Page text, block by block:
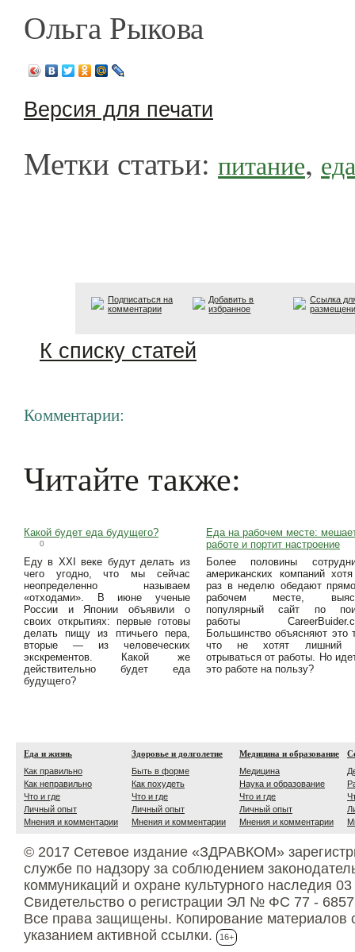
Ольга Рыкова
Версия для печати
Метки статьи: питание, еда
Подписаться на
комментарии
Добавить в
избранное
Ссылка
К списку статей
Комментарии:
Читайте также:
Какой будет еда будущего?
0
Еду в XXI веке будут делать из
чего угодно, что мы сейчас
неопределенно называем
«отходами». В июне ученые
России и Японии объявили о
своих открытиях: первые готовы
делать пищу из птичьего пера,
вторые — из человеческих
экскрементов. Какой же
действительно будет еда
будущего?
Еда на рабочем месте:
работе и портит настроение
Более половины
американских компаний
раз в неделю обедают
рабочем месте,
популярный сайт по
работы
Большинство объясняют это
что не хотят лишний
отрываться от работы. Но
это работе на пользу?
Еда и жизнь
Как правильно
Как неправильно
Что и где
Личный опыт
Мнения и комментарии
Здоровье и долголетие
Быть в форме
Как похудеть
Что и где
Личный опыт
Мнения и комментарии
Медицина и образование
Медицина
Наука и образование
Что и где
Личный опыт
Мнения и комментарии
© 2017 Сетевое издание «ЗДРАВКОМ»
службе по надзору за соблюдением
коммуникаций и охране культурного наследия
Свидетельство о регистрации ЭЛ № ФС 77 -
Все права защищены. Копирование материалов
указанием активной ссылки.
16+